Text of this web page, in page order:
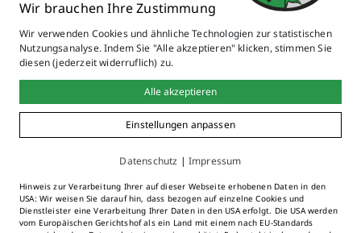
Dadurch werde nicht nur die Erinnerung an Dr.
Vogel, der das Stadtarchiv in sehr engagierter
Weise geleitet habe, stets wach gehalten,
sondern auch ein Teil seines Erbes in seinem
Der Stiftungszweck wird insbesondere
dadurch verwirklicht, dass die Stiftung
jährlich die Stadt Immenstadt i. Allgäu mit
finanziellen Zuwendungen beim Betrieb des
Stadtarchivs unterstützt. Die Zuwendungen
Wir brauchen Ihre Zustimmung
Wir verwenden Cookies und ähnliche Technologien zur statistischen
Nutzungsanalyse. Indem Sie "Alle akzeptieren" klicken, stimmen Sie
diesen (jederzeit widerruflich) zu.
Alle akzeptieren
Einstellungen anpassen
Datenschutz | Impressum
Hinweis zur Verarbeitung Ihrer auf dieser Webseite erhobenen Daten in den
USA: Wir weisen Sie darauf hin, dass bezogen auf einzelne Cookies und
Dienstleister eine Verarbeitung Ihrer Daten in den USA erfolgt. Die USA werden
vom Europäischen Gerichtshof als ein Land mit einem nach EU-Standards